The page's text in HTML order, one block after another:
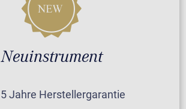
Neuinstrument
5 Jahre Herstellergarantie